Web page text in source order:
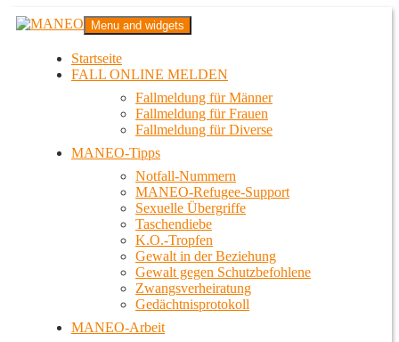
Zum
InhaltMANEO
Das schwule Anti-Gewalt-Projekt in Berlin
Menu and widgets
Startseite
FALL ONLINE MELDEN
Fallmeldung für Männer
Fallmeldung für Frauen
Fallmeldung für Diverse
MANEO-Tipps
Notfall-Nummern
MANEO-Refugee-Support
Sexuelle Übergriffe
Taschendiebe
K.O.-Tropfen
Gewalt in der Beziehung
Gewalt gegen Schutzbefohlene
Zwangsverheiratung
Gedächtnisprotokoll
MANEO-Arbeit